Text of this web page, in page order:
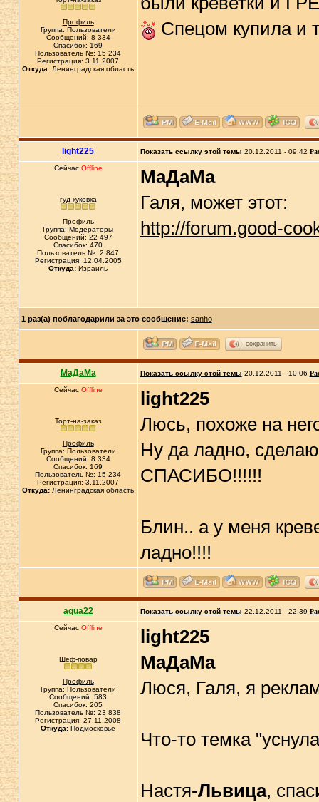
Профиль
Группа: Пользователи
Сообщений: 8 334
Спасибок: 169
Пользователь №: 15 234
Регистрация: 3.11.2007
Откуда: Ленинградская область
Спецом купила и
light225 Показать ссылку этой темы 20.12.2011 - 09:42
Сейчас Offline
гуд-куковка
Профиль
Группа: Модераторы
Сообщений: 22 497
Спасибок: 470
Пользователь №: 2 847
Регистрация: 12.04.2005
Откуда: Израиль
МаДаМа
Галя, может этот:
http://forum.good-
1 раз(а) поблагодарили за это сообщение: sanho
сохранить
МаДаМа Показать ссылку этой темы 20.12.2011 - 10:06
Сейчас Offline
Торт-на-заказ
Профиль
Группа: Пользователи
Сообщений: 8 334
Спасибок: 169
Пользователь №: 15 234
Регистрация: 3.11.2007
Откуда: Ленинградская область
light225
Люсь, похоже на
Ну да ладно, сделаю
СПАСИБО!!!!!!
Блин.. а у меня
ладно!!!!
aqua22 Показать ссылку этой темы 22.12.2011 - 22:39
Сейчас Offline
Шеф-повар
Профиль
Группа: Пользователи
Сообщений: 583
Спасибок: 205
Пользователь №: 23 838
Регистрация: 27.11.2008
Откуда: Подмосковье
light225
МаДаМа
Люся, Галя, я
Что-то темка
Настя-Львица,